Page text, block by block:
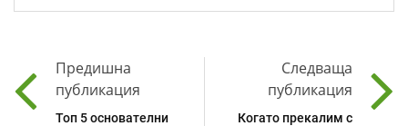
Предишна
публикация
Топ 5 основателни
Следваща
публикация
Когато прекалим с